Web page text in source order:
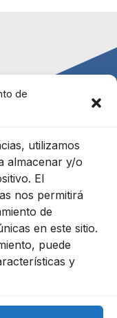
de
utilizamos
almacenar y/o
El
nos permitirá
de
en este sitio.
puede
y
Advisors, S.L.
11, 2º izqda.
28004 Madrid
91 702 68 63